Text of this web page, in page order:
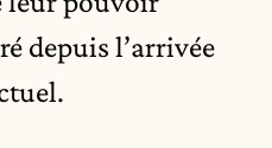
depuis l’arrivée